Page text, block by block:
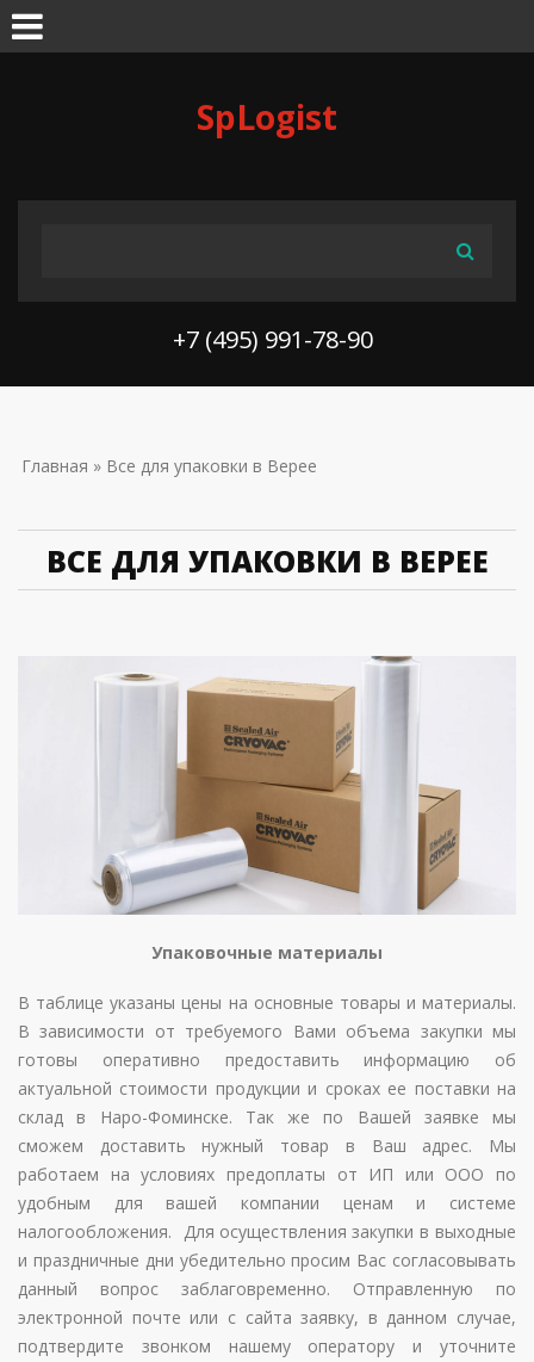
SpLogist
+7 (495) 991-78-90
ВЫ ЗДЕСЬ
Главная » Все для упаковки в Верее
ВСЕ ДЛЯ УПАКОВКИ В ВЕРЕЕ
Упаковочные материалы
В таблице указаны цены на основные товары и материалы.
В зависимости от требуемого Вами объема закупки мы
готовы оперативно предоставить информацию об
актуальной стоимости продукции и сроках ее поставки на
склад в Наро-Фоминске. Так же по Вашей заявке мы
сможем доставить нужный товар в Ваш адрес. Мы
работаем на условиях предоплаты от ИП или ООО по
удобным для вашей компании ценам и системе
налогообложения. Для осуществления закупки в выходные
и праздничные дни убедительно просим Вас согласовывать
данный вопрос заблаговременно. Отправленную по
электронной почте или с сайта заявку, в данном случае,
подтвердите звонком нашему оператору и уточните